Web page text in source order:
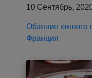
10 Сентябрь,
Обаяние южного
Франция